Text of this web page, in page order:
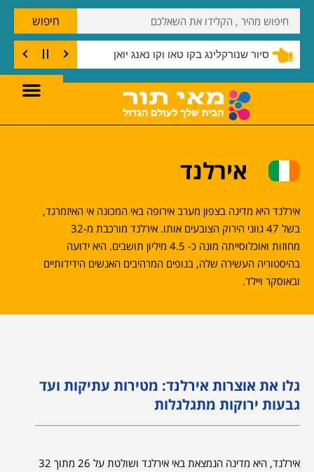
סיור שנורקלינג בקו טאו וקו נאנג יואן שנורקלינג בצוק קו טאו
חיפוש
אירלנד
אירלנד היא מדינה בצפון מערב אירופה באי המכונה אי האיזמרגד,
בשל 47 גווני הירוק הצובעים אותו. אירלנד מורכבת מ-32
מחוזות ואוכלוסייתה מונה כ- 4.5 מיליון תושבים. היא ידועה
בהיסטוריה העשירה שלה, בנופים המרהיבים האנשים הידידותיים
ובאוסקר ויילד.
גלו את אוצרות אירלנד: מטירות עתיקות ועד
גבעות ירוקות מתגלגלות
אירלנד, היא מדינה הנמצאת באי אירלנד ושולטת על 26 מתוך 32